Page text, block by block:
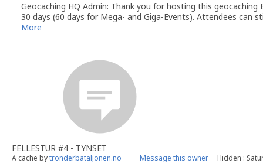
Geocaching HQ Admin: Thank you for hosting this
30 days (60 days for Mega- and Giga-Events). Attendees can
More
FELLESTUR #4 - TYNSET
A cache bytronderbataljonen.no Message this owner Hidden :